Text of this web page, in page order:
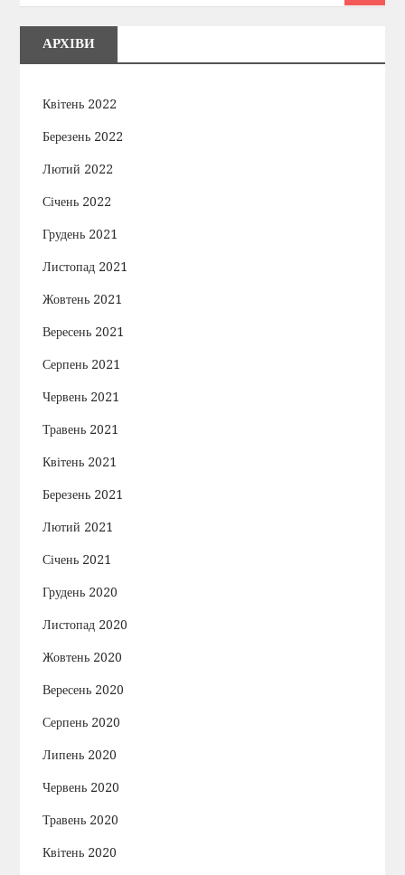
АРХІВИ
Квітень 2022
Березень 2022
Лютий 2022
Січень 2022
Грудень 2021
Листопад 2021
Жовтень 2021
Вересень 2021
Серпень 2021
Червень 2021
Травень 2021
Квітень 2021
Березень 2021
Лютий 2021
Січень 2021
Грудень 2020
Листопад 2020
Жовтень 2020
Вересень 2020
Серпень 2020
Липень 2020
Червень 2020
Травень 2020
Квітень 2020